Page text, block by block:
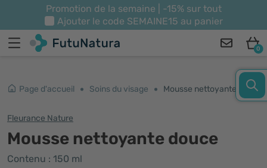
Promotion de la semaine | -15% sur tout
Ajouter le code SEMAINE15 au panier
0
Page d'accueil Soins du visage Mousse nettoyante douce
Fleurance Nature
Mousse nettoyante douce
Contenu : 150 ml